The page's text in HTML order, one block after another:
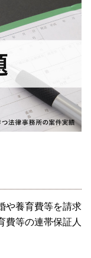
や養育費等を請求
費等の連帯保証人